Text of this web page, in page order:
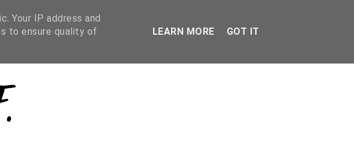
Your IP address and
to ensure quality of
LEARN MORE GOT IT